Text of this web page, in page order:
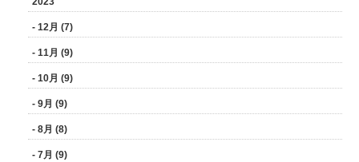
- 12月 (7)
- 11月 (9)
- 10月 (9)
- 9月 (9)
- 8月 (8)
- 7月 (9)